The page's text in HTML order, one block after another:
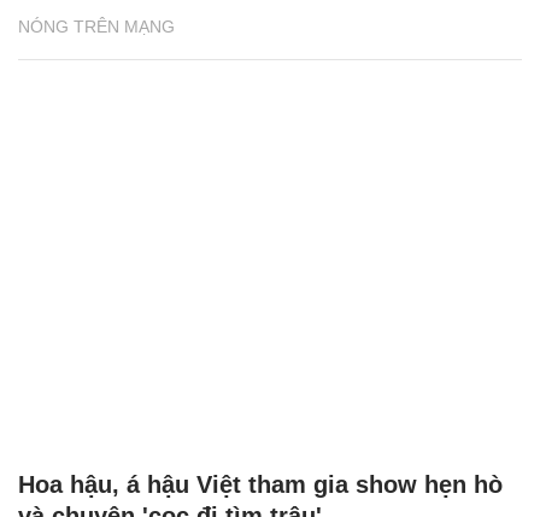
NÓNG TRÊN MẠNG
Hoa hậu, á hậu Việt tham gia show hẹn hò